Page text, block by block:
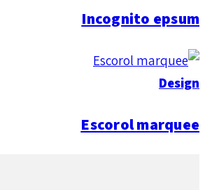
Incognito epsum
Design
Escorol marquee